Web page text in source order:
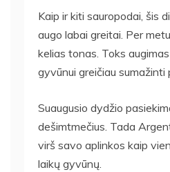
Kaip ir kiti sauropodai, šis
augo labai greitai. Per
kelias tonas. Toks
gyvūnui greičiau sumažinti
Suaugusio dydžio
dešimtmečius. Tada
virš savo aplinkos kaip
laikų gyvūnų.